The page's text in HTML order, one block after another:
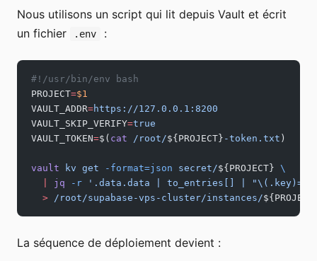
Nous utilisons un script qui lit depuis Vault et écrit
un fichier
.env :
#!/usr/bin/env bash
PROJECT=$1
VAULT_ADDR=https://127.0.0.1:8200
VAULT_SKIP_VERIFY=true
VAULT_TOKEN=$( cat /root/${PROJECT} -token.txt )
vault kv get -format=json secret/${PROJECT} \
jq -r '.data.data | to_entries[] |
  >
/root/supabase-vps-cluster/instances/
La séquence de déploiement devient :